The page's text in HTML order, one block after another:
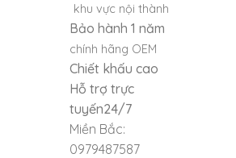
khu vực nội thành
Bảo hành 1 năm
chính hãng OEM
Chiết khấu cao
Hỗ trợ trực
tuyến24/7
Miền Bắc:
0979487587